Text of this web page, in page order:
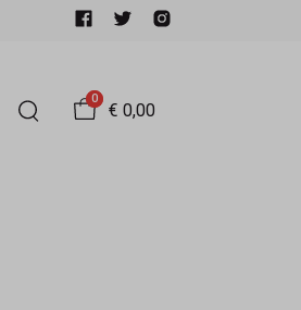
0
€ 0,00